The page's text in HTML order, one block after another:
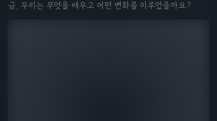
금, 우리는 무엇을 배우고 어떤 변화를 이루었을까요?